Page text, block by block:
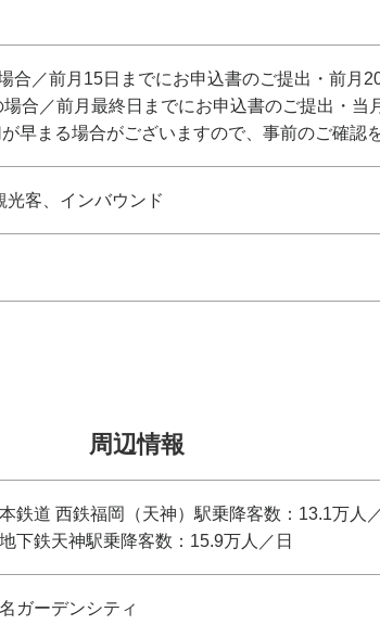
合／前月15日までにお申込書のご提出・前月
合／前月最終日までにお申込書のご提出・当
早まる場合がございますので、事前のご確認
光客、インバウンド
周辺情報
鉄道 西鉄福岡（天神）駅乗降客数：13.1万人
下鉄天神駅乗降客数：15.9万人／日
名ガーデンシティ